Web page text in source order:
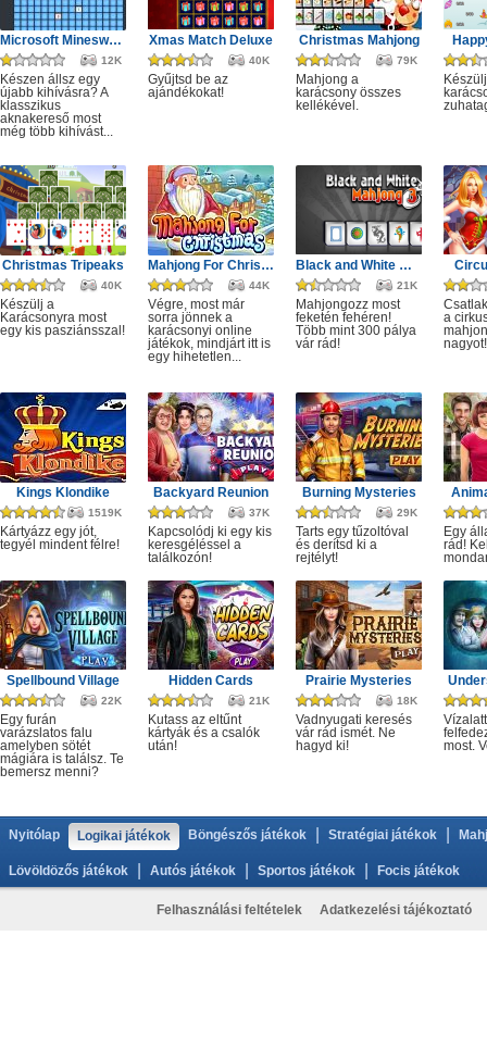
Microsoft Minesweeper
12K
Készen állsz egy
újabb kihívásra? A
klasszikus
aknakereső most
még több kihívást...
Xmas Match Deluxe
40K
Gyűjtsd be az
ajándékokat!
Christmas Mahjong
79K
Mahjong a
karácsony összes
kellékével.
Christmas Tripeaks
40K
Készülj a
Karácsonyra most
egy kis pasziánsszal!
Mahjong For Christmas
44K
Végre, most már
sorra jönnek a
karácsonyi online
játékok, mindjárt itt is
egy hihetetlen...
Black and White Mahjong 3
21K
Mahjongozz most
feketén fehéren!
Több mint 300 pálya
vár rád!
a
nagyot!
Kings Klondike
1519K
Kártyázz egy jót,
tegyél mindent félre!
Backyard Reunion
37K
Kapcsolódj ki egy kis
keresgéléssel a
találkozón!
Burning Mysteries
29K
Tarts egy tűzoltóval
és derítsd ki a
rejtélyt!
Egy
rád!
Spellbound Village
22K
Egy furán
varázslatos falu
amelyben sötét
mágiára is találsz. Te
bemersz menni?
Hidden Cards
21K
Kutass az eltűnt
kártyák és a csalók
után!
Prairie Mysteries
18K
Vadnyugati keresés
vár rád ismét. Ne
hagyd ki!
most.
Nyitólap Logikai játékok Böngészős játékok Stratégiai játékok
Lövöldözős játékok Autós játékok Sportos játékok Focis játékok
Felhasználási feltételek Adatkezelési tájékoztató